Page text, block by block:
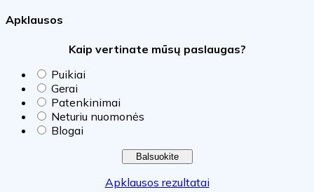
Apklausos
Kaip vertinate mūsų paslaugas?
Puikiai
Gerai
Patenkinimai
Neturiu nuomonės
Blogai
Apklausos rezultatai